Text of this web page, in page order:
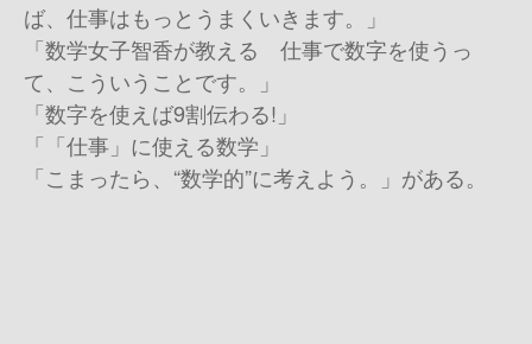
ば、仕事はもっとうまくいきます。」
「数学女子智香が教える 仕事で数字を使うっ
て、こういうことです。」
「数字を使えば9割伝わる!」
「「仕事」に使える数学」
「こまったら、“数学的”に考えよう。」がある。